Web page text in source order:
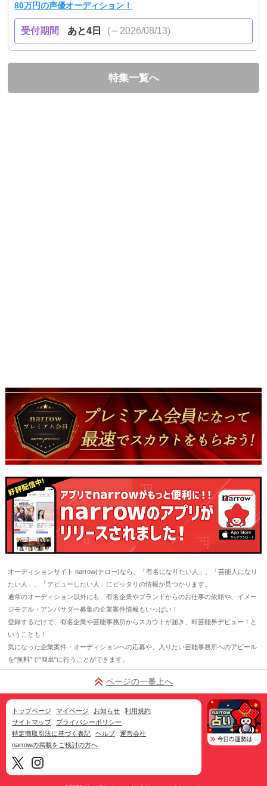
80万円の声優オーディション！
受付期間 あと4日 (～2026/08/13)
特集一覧へ
オーディションサイト narrow(ナロー)なら、「有名になりたい人」、「芸能人になり
たい人」、「デビューしたい人」にピッタリの情報が見つかります。
通常のオーディション以外にも、有名企業やブランドからのお仕事の依頼や、イメー
ジモデル・アンバサダー募集の企業案件情報もいっぱい！
登録するだけで、有名企業や芸能事務所からスカウトが届き、即芸能界デビュー！と
いうことも！
気になった企業案件・オーディションへの応募や、入りたい芸能事務所へのアピール
を"無料"で"簡単"に行うことができます。
ページの一番上へ
トップページ マイページ お知らせ
利用規約
サイトマップ
プライバシーポリシー
特定商取引法に基づく表記
ヘルプ
運営会社
narrowの掲載をご検討の方へ